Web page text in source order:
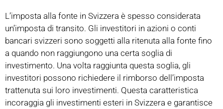
L’imposta alla fonte in Svizzera è spesso considerata
un’imposta di transito. Gli investitori in azioni o conti
bancari svizzeri sono soggetti alla ritenuta alla fonte fino
a quando non raggiungono una certa soglia di
investimento. Una volta raggiunta questa soglia, gli
investitori possono richiedere il rimborso dell’imposta
trattenuta sui loro investimenti. Questa caratteristica
incoraggia gli investimenti esteri in Svizzera e garantisce